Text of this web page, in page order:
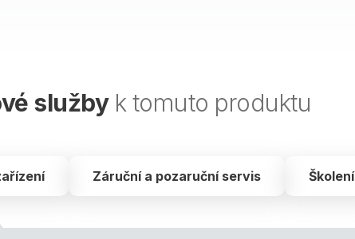
službyk tomuto produktu
Záruční a pozaruční servis Školení